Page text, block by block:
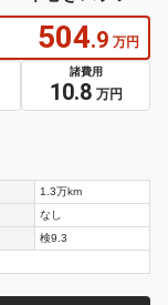
504.9 万円
諸費用
10.8 万円
1.3万km
なし
検9.3